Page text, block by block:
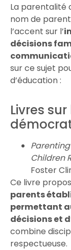
La parentalité
nom de
l’accent sur l’
décisions
sur ce sujet
d’éducation :
Livres
Children
Foster
Ce livre
parents
permettant
décisions et
combine
respectueuse.